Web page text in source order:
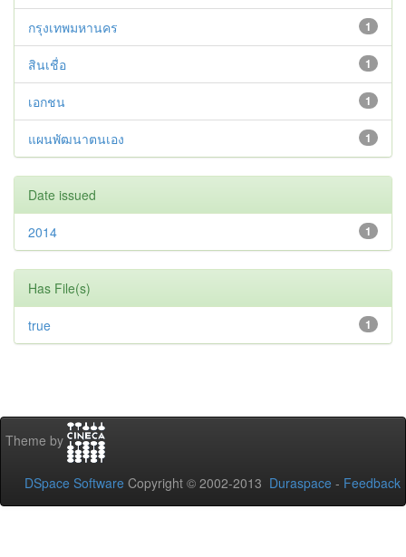
1
กรุงเทพมหานคร
1
สินเชื่อ
1
เอกชน
1
แผนพัฒนาตนเอง
Date issued
1
2014
Has File(s)
1
true
Theme by
DSpace Software Copyright © 2002-2013 Duraspace - Feedback